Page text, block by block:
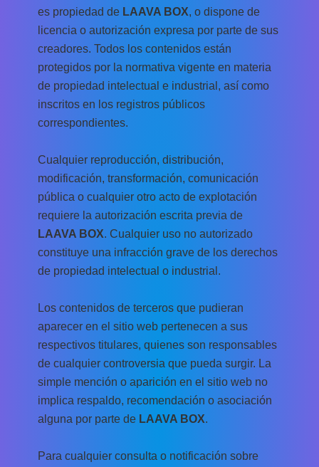
es propiedad de LAAVA BOX , o dispone de
licencia o autorización expresa por parte de sus
creadores. Todos los contenidos están
protegidos por la normativa vigente en materia
de propiedad intelectual e industrial, así como
inscritos en los registros públicos
correspondientes.
Cualquier reproducción, distribución,
modificación, transformación, comunicación
pública o cualquier otro acto de explotación
requiere la autorización escrita previa de
LAAVA BOX. Cualquier uso no autorizado
constituye una infracción grave de los derechos
de propiedad intelectual o industrial.
Los contenidos de terceros que pudieran
aparecer en el sitio web pertenecen a sus
respectivos titulares, quienes son responsables
de cualquier controversia que pueda surgir. La
simple mención o aparición en el sitio web no
implica respaldo, recomendación o asociación
alguna por parte de LAAVA BOX.
Para cualquier consulta o notificación sobre